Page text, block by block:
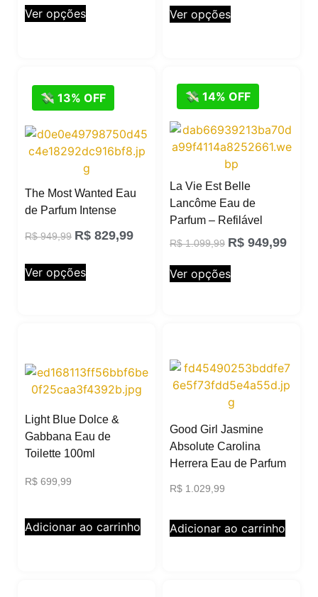
Ver opções Ver opções
💸 13% OFF
The Most Wanted Eau
de Parfum Intense
R$949,99 R$ 829,99
Ver opções
💸 14% OFF
La Vie Est Belle
Lancôme Eau de
Parfum – Refilável
R$1.099,99 R$ 949,99
Ver opções
Light Blue Dolce &
Gabbana Eau de
Toilette 100ml
R$ 699,99
Adicionar ao carrinho
Good Girl Jasmine
Absolute Carolina
Herrera Eau de Parfum
R$ 1.029,99
Adicionar ao carrinho